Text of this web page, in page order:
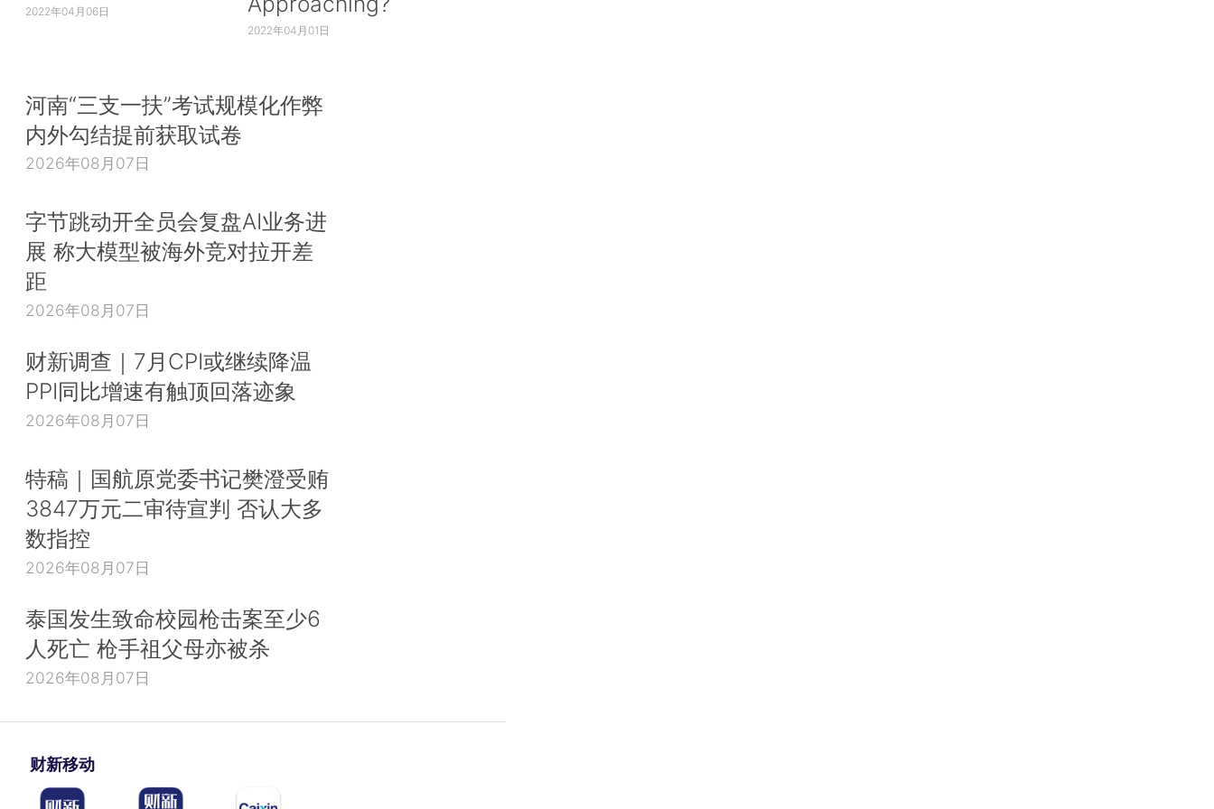
2022年04月06日
2022年04月01日
河南“三支一扶”考试规模化作弊
内外勾结提前获取试卷
2026年08月07日
字节跳动开全员会复盘AI业务进
展 称大模型被海外竞对拉开差
距
2026年08月07日
财新调查｜7月CPI或继续降温
PPI同比增速有触顶回落迹象
2026年08月07日
特稿｜国航原党委书记樊澄受贿
3847万元二审待宣判 否认大多
数指控
2026年08月07日
泰国发生致命校园枪击案至少6
人死亡 枪手祖父母亦被杀
2026年08月07日
财新移动